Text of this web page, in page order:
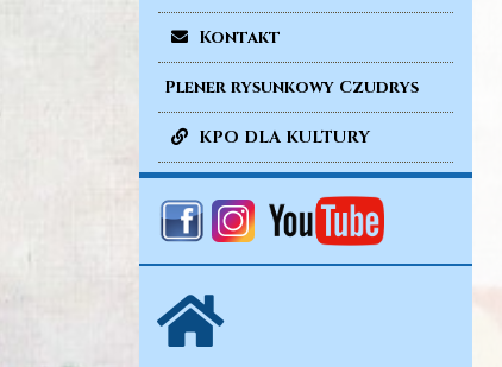
Kontakt
Plener rysunkowy Czudrys
KPO DLA KULTURY